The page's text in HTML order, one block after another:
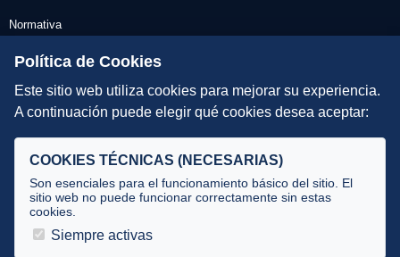
Normativa
Escuelas de Triatlón
DIRECCIÓN TÉCNICA
Selecciones
Tecnificación
JUECES Y OFICIALES
Política de Cookies
Este sitio web utiliza cookies para mejorar su experiencia.
A continuación puede elegir qué cookies desea aceptar:
COOKIES TÉCNICAS (NECESARIAS)
Son esenciales para el funcionamiento básico del sitio. El
sitio web no puede funcionar correctamente sin estas
cookies.
Siempre activas